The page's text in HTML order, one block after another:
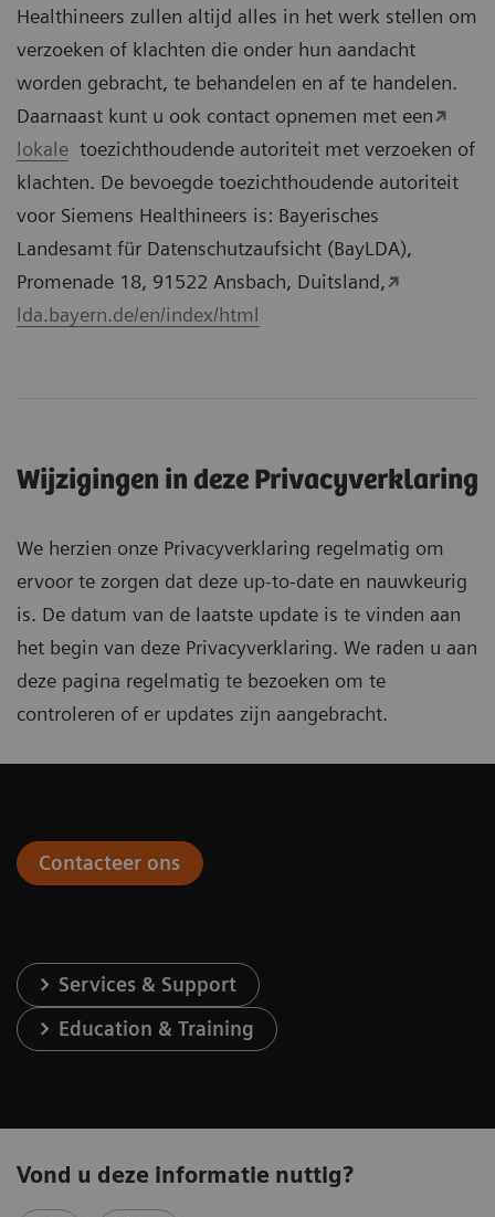
Healthineers zullen altijd alles in het werk stellen om
verzoeken of klachten die onder hun aandacht
worden gebracht, te behandelen en af te handelen.
Daarnaast kunt u ook contact opnemen met een
lokale toezichthoudende autoriteit met verzoeken of
klachten. De bevoegde toezichthoudende autoriteit
voor Siemens Healthineers is: Bayerisches
Landesamt für Datenschutzaufsicht (BayLDA),
Promenade 18, 91522 Ansbach, Duitsland,
lda.bayern.de/en/index/html
Wijzigingen in deze Privacyverklaring
We herzien onze Privacyverklaring regelmatig om
ervoor te zorgen dat deze up-to-date en nauwkeurig
is. De datum van de laatste update is te vinden aan
het begin van deze Privacyverklaring. We raden u aan
deze pagina regelmatig te bezoeken om te
controleren of er updates zijn aangebracht.
Contacteer ons
Services & Support
Education & Training
Vond u deze informatie nuttig?